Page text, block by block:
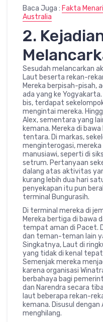
Baca Juga : Fakta
Australia
2.
Sesudah melancarkan
Laut beserta rekan-
Mereka berpisah-pisah,
ada yang ke
bis, terdapat
mengintai mereka.
Alex, sementara yang
kemana. Mereka di
tentara. Di markas,
menginterogasi,
manusiawi, seperti di
setrum. Pertanyaan
dalang atas aktivitas
kurang lebih dua hari
penyekapan itu pun
terminal Bungurasih.
Di terminal mereka di
Mereka bertiga di bawa
tempat aman di Pacet.
dan teman-teman lain
Singkatnya, Laut di
yang tidak di kenal
Semenjak mereka
karena organisasi
berbahaya bagi
dan Narendra secara
laut beberapa rekan-
kemana. Disusul dengan
menghilang.